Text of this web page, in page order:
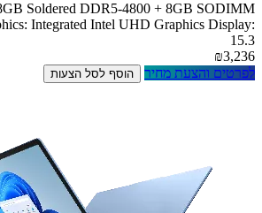
Soldered DDR5-4800 + 8GB SODIMM
Integrated Intel UHD Graphics Display:
15.3
₪3,236
לפרטים והצעת מחיר
הוסף לסל הצעות